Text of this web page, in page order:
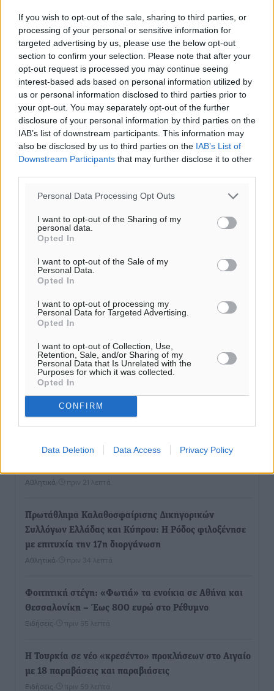
If you wish to opt-out of the sale, sharing to third parties, or
processing of your personal or sensitive information for
targeted advertising by us, please use the below opt-out
section to confirm your selection. Please note that after your
opt-out request is processed you may continue seeing
interest-based ads based on personal information utilized by
us or personal information disclosed to third parties prior to
your opt-out. You may separately opt-out of the further
disclosure of your personal information by third parties on the
IAB’s list of downstream participants. This information may
also be disclosed by us to third parties on the IAB’s List of
Downstream Participants that may further disclose it to other
Personal Data Processing Opt Outs
I want to opt-out of the Sharing of my
personal data.
Opted In
I want to opt-out of the Sale of my
Personal Data.
Opted In
I want to opt-out of processing my
Personal Data for Targeted Advertising.
Opted In
I want to opt-out of Collection, Use,
Retention, Sale, and/or Sharing of my
Personal Data that Is Unrelated with the
Purposes for which it was collected.
Opted In
CONFIRM
Data Deletion Data Access Privacy Policy
Ροή ειδήσεων
Σταυρός Καλυθιών: Απέκτησε και την Ειρήνη
Αθλητικά πριν 21 λεπτά
Πρωτάθλημα Καλαθοσφαίρισης Δικηγορικών
Συλλόγων Ελλάδας και Κύπρου: Η Ρόδος φιλοξένησε
με επιτυχία την 17η διοργάνωση
Αθλητικά πριν 34 λεπτά
Φοιτητική στέγη: «Φωτιά» τα ενοίκια σε Αθήνα και
Θεσσαλονίκη – Έως 800 ευρώ στο Ρέθυμνο
Ειδήσεις πριν 55 λεπτά
Η Τουρκία σε νέο «κρεσέντο» προκλήσεων στο Αιγαίο
με 18 παραβάσεις και παραβιάσεις
Ειδήσεις πριν 59 λεπτά